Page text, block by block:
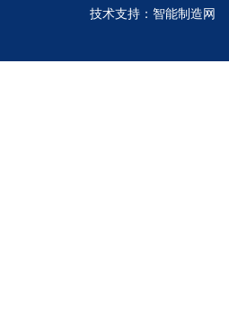
技术支持： 智能制造网